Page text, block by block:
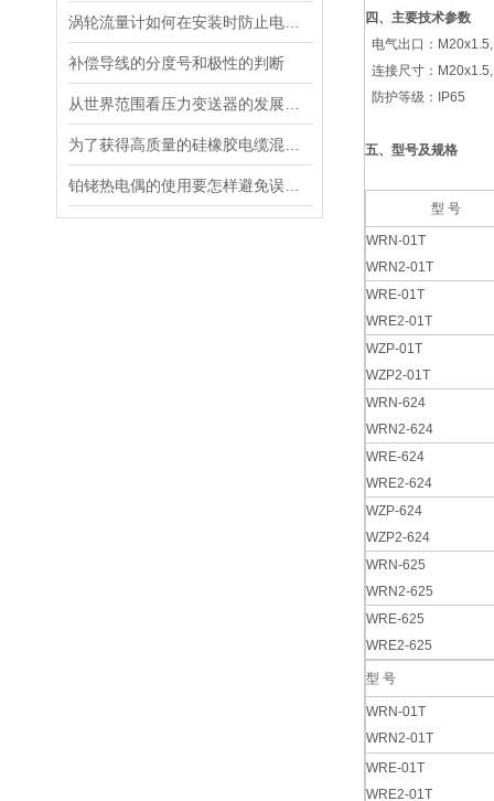
补偿导线的分度号和极性的判断
四、 主要技术参数
电气出口：
连接尺寸：
防护等级：IP65
五、型号及规格
型 号
WRN-01T
WRN2-01T
WRE-01T
WRE2-01T
WZP-01T
WZP2-01T
WRN-624
WRN2-624
WRE-624
WRE2-624
WZP-624
WZP2-624
WRN-625
WRN2-625
WRE-625
WRE2-625
型 号
WRN-01T
WRN2-01T
WRE-01T
WRE2-01T